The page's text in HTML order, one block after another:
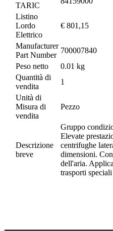
TARIC
Listino
Lordo
Elettrico
€ 801,15
Manufacturer
Part Number
700007840
Peso netto
0.01 kg
Quantità di
vendita
1
Unità di
Misura di
vendita
Pezzo
Descrizione
breve
Gruppo
Elevate
centrifughe
dimensioni.
dell'aria.
trasporti speciali